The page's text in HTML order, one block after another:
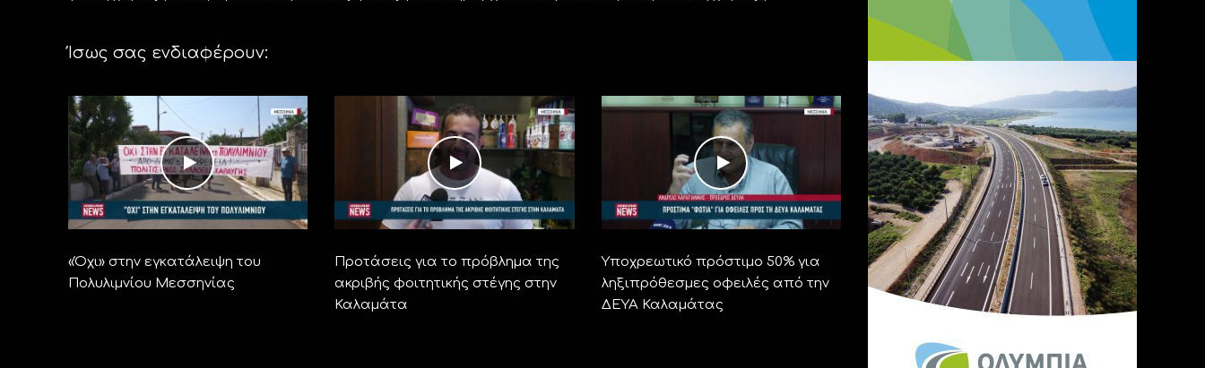
Ίσως σας ενδιαφέρουν:
«Όχι» στην εγκατάλειψη του
Πολυλιμνίου Μεσσηνίας
Προτάσεις για το πρόβλημα της
ακριβής φοιτητικής στέγης στην
Καλαμάτα
Υποχρεωτικό πρόστιμο 50% για
ληξιπρόθεσμες οφειλές από την
ΔΕΥΑ Καλαμάτας